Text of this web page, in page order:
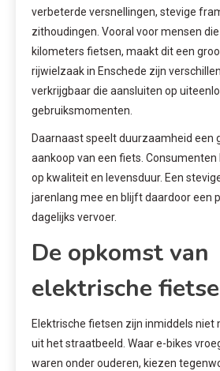
verbeterde versnellingen, stevige
zithoudingen. Vooral voor mensen
kilometers fietsen, maakt dit een
rijwielzaak in Enschede zijn
verkrijgbaar die aansluiten op
gebruiksmomenten.
Daarnaast speelt duurzaamheid een
aankoop van een fiets.
op kwaliteit en levensduur. Een
jarenlang mee en blijft daardoor een
dagelijks vervoer.
De opkomst van
elektrische
Elektrische fietsen zijn inmiddels niet
uit het straatbeeld. Waar e-bikes
waren onder ouderen, kiezen